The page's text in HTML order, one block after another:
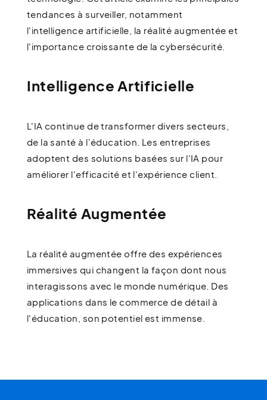
tendances à surveiller, notamment
l'intelligence artificielle, la réalité augmentée et
l'importance croissante de la cybersécurité.
Intelligence Artificielle
L'IA continue de transformer divers secteurs,
de la santé à l'éducation. Les entreprises
adoptent des solutions basées sur l'IA pour
améliorer l'efficacité et l'expérience client.
Réalité Augmentée
La réalité augmentée offre des expériences
immersives qui changent la façon dont nous
interagissons avec le monde numérique. Des
applications dans le commerce de détail à
l'éducation, son potentiel est immense.